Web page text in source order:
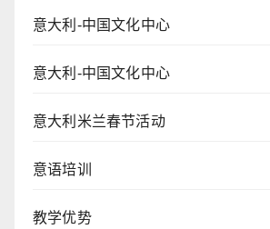
意大利-中国文化中心
意大利-中国文化中心
意大利米兰春节活动
意语培训
教学优势